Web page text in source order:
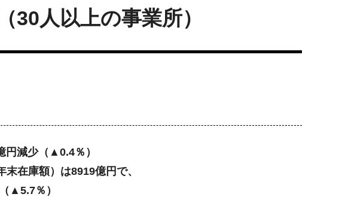
30人以上の事業所）
円減少（▲0.4％）
在庫額）は8919億円で、
▲5.7％）